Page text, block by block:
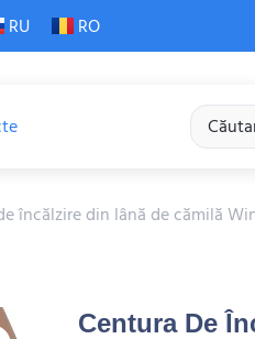
RU RO
încălzire din lână de cămilă
Centura De